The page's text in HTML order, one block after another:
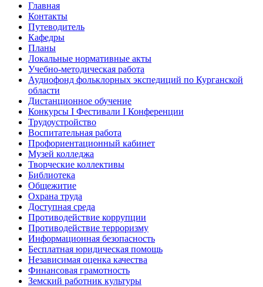
Главная
Контакты
Путеводитель
Кафедры
Планы
Локальные нормативные акты
Учебно-методическая работа
Аудиофонд фольклорных экспедиций по Курганской
области
Дистанционное обучение
Конкурсы I Фестивали I Конференции
Трудоустройство
Воспитательная работа
Профориентационный кабинет
Музей колледжа
Творческие коллективы
Библиотека
Общежитие
Охрана труда
Доступная среда
Противодействие коррупции
Противодействие терроризму
Информационная безопасность
Бесплатная юридическая помощь
Независимая оценка качества
Финансовая грамотность
Земский работник культуры